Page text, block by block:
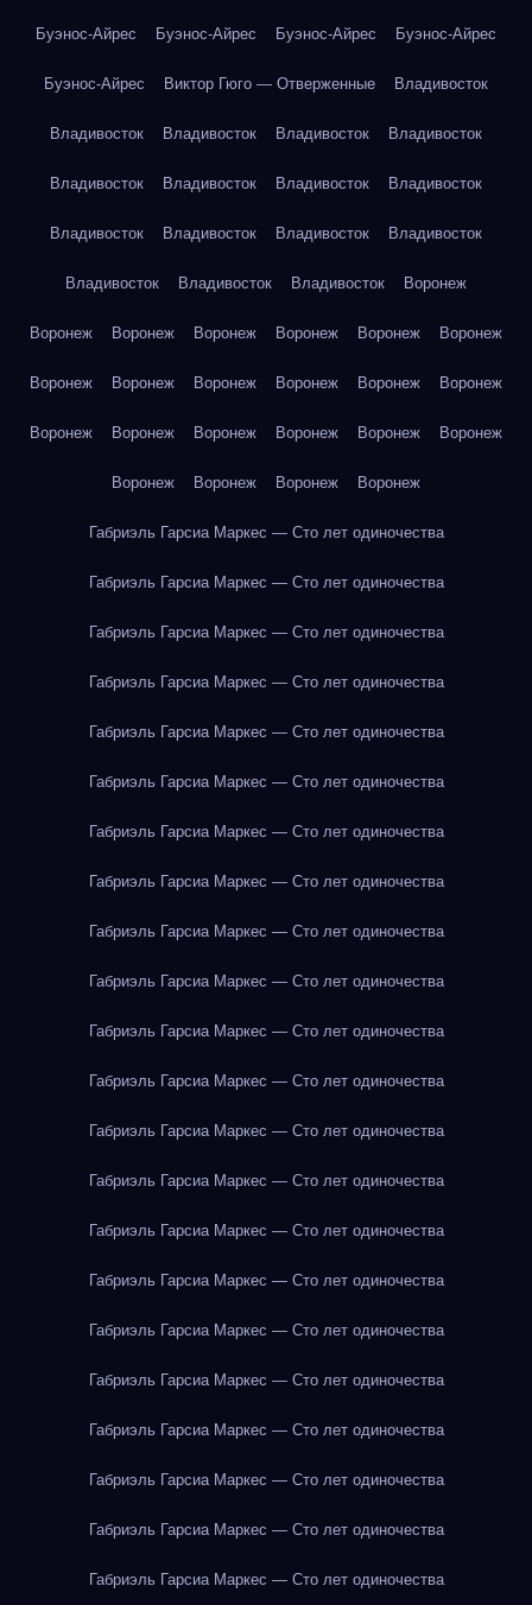
Буэнос-Айрес Буэнос-Айрес Буэнос-Айрес Буэнос-Айрес
Буэнос-Айрес Виктор Гюго — Отверженные Владивосток
Владивосток Владивосток Владивосток Владивосток
Владивосток Владивосток Владивосток Владивосток
Владивосток Владивосток Владивосток Владивосток
Владивосток Владивосток Владивосток Воронеж
Воронеж Воронеж Воронеж Воронеж Воронеж Воронеж
Воронеж Воронеж Воронеж Воронеж Воронеж Воронеж
Воронеж Воронеж Воронеж Воронеж Воронеж Воронеж
Воронеж Воронеж Воронеж Воронеж
Габриэль Гарсиа Маркес — Сто лет одиночества
Габриэль Гарсиа Маркес — Сто лет одиночества
Габриэль Гарсиа Маркес — Сто лет одиночества
Габриэль Гарсиа Маркес — Сто лет одиночества
Габриэль Гарсиа Маркес — Сто лет одиночества
Габриэль Гарсиа Маркес — Сто лет одиночества
Габриэль Гарсиа Маркес — Сто лет одиночества
Габриэль Гарсиа Маркес — Сто лет одиночества
Габриэль Гарсиа Маркес — Сто лет одиночества
Габриэль Гарсиа Маркес — Сто лет одиночества
Габриэль Гарсиа Маркес — Сто лет одиночества
Габриэль Гарсиа Маркес — Сто лет одиночества
Габриэль Гарсиа Маркес — Сто лет одиночества
Габриэль Гарсиа Маркес — Сто лет одиночества
Габриэль Гарсиа Маркес — Сто лет одиночества
Габриэль Гарсиа Маркес — Сто лет одиночества
Габриэль Гарсиа Маркес — Сто лет одиночества
Габриэль Гарсиа Маркес — Сто лет одиночества
Габриэль Гарсиа Маркес — Сто лет одиночества
Габриэль Гарсиа Маркес — Сто лет одиночества
Габриэль Гарсиа Маркес — Сто лет одиночества
Габриэль Гарсиа Маркес — Сто лет одиночества